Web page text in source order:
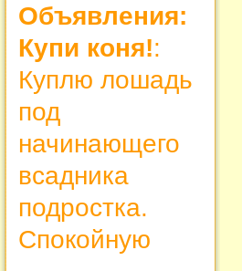
Объявления:
Купи коня!:
Куплю лошадь
под
начинающего
всадника
подростка.
Спокойную